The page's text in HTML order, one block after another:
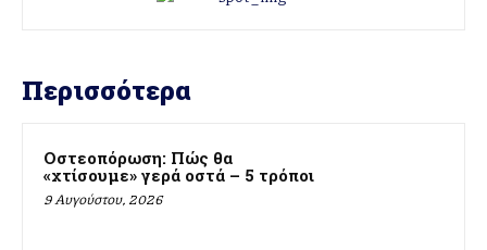
Περισσότερα
Οστεοπόρωση: Πώς θα
«χτίσουμε» γερά οστά – 5 τρόποι
9 Αυγούστου, 2026